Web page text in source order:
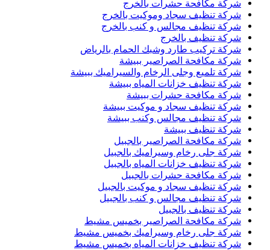
شركة مكافحة حشرات بالخرج
شركة تنظيف سجاد وموكيت بالخرج
شركة تنظيف مجالس و كنب بالخرج
شركة تنظيف بالخرج
شركة تركيب طارد وشبك الحمام بالرياض
شركة مكافحة الصراصير ببيشة
شركة تلميع وجلى الرخام والسيراميك ببيشة
شركة تنظيف خزانات المياه ببيشة
شركة مكافحة حشرات ببيشة
شركة تنظيف سجاد و موكيت ببيشة
شركة تنظيف مجالس وكنب ببيشة
شركة تنظيف ببيشة
شركة مكافحة الصراصير بالجبيل
شركة جلى رخام وسيراميك بالجبيل
شركة تنظيف خزانات المياه بالجبيل
شركة مكافحة حشرات بالجبيل
شركة تنظيف سجاد و موكيت بالجبيل
شركة تنظيف مجالس و كنب بالجبيل
شركة تنظيف بالجبيل
شركة مكافحة الصراصير بخميس مشيط
شركة جلى رخام وسيراميك بخميس مشيط
شركة تنظيف خزانات المياه بخميس مشيط